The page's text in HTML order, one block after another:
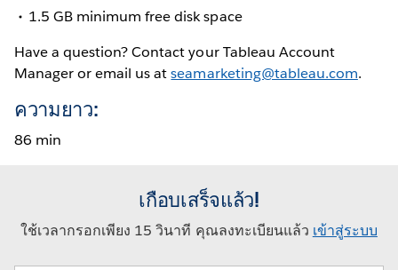
1.5 GB minimum free disk space
Have a question? Contact your Tableau Account
Manager or email us atseamarketing@tableau.com.
ความยาว:
86 min
เกือบเสร็จแล้ว!
ใช้เวลากรอกเพียง 15 วินาที คุณลงทะเบียนแล้ว เข้าสู่ระบบ